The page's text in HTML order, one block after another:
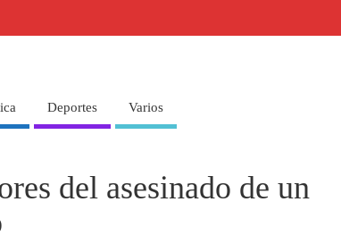
Deportes Varios
del asesinado de un